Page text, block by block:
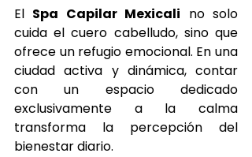
El Spa Capilar Mexicali no solo
cuida el cuero cabelludo, sino que
ofrece un refugio emocional. En una
ciudad activa y dinámica, contar
con un espacio dedicado
exclusivamente a la calma
transforma la percepción del
bienestar diario.